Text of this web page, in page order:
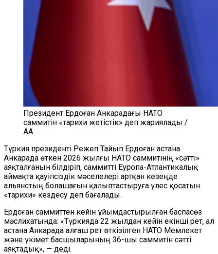
Президент Ердоған Анкарадағы НАТО
саммитін «тарихи жетістік» деп жариялады /
AA
Түркия президенті Режеп Тайып Ердоған астана
Анкарада өткен 2026 жылғы НАТО саммитінің «сәтті»
аяқталғанын білдіріп, саммитті Еуропа-Атлантикалық
аймақта қауіпсіздік мәселелері артқан кезеңде
альянстың болашағын қалыптастыруға үлес қосатын
«тарихи» кездесу деп бағалады.
Ердоған саммиттен кейін ұйымдастырылған баспасөз
мәслихатында: «Түркияда 22 жылдан кейін екінші рет, ал
астана Анкарада алғаш рет өткізілген НАТО Мемлекет
және үкімет басшыларының 36-шы саммитін сәтті
аяқтадық», — деді.